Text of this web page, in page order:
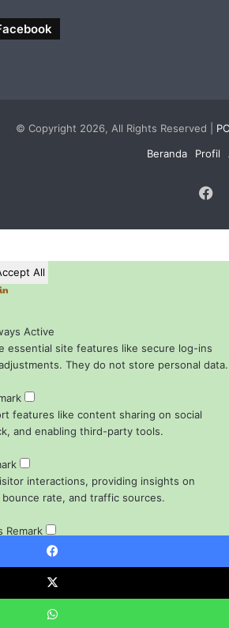
© Copyright 2026, All Rights Reserved |
Beranda
Profil
All
Active
essential site features like secure log-ins
They do not store personal data.
features like content sharing on social
and enabling third-party tools.
interactions, providing insights on
rate, and traffic sources.
Remark
personalized ads based on your
the effectiveness of ad campaigns.
Accept All